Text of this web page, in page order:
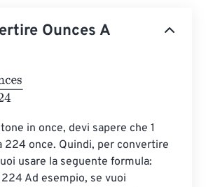
Ounces A
224
in once, devi sapere che 1
224 once. Quindi, per convertire
usare la seguente formula:
Ad esempio, se vuoi